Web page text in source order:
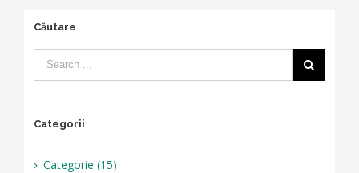
Căutare
Categorii
Categorie (15)